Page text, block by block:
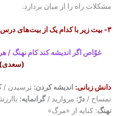
مشکلات راه را از میان بردارد.
۳- بیت زیر با کدام یک از بیت‌های درس ارتباط بیشتری دارد؟
غوّاص اگر اندیشه کند کام نهنگ /
(سعدی)
دانش زبانی: اندیشه کردن: ترسیدن /
تمساح / درّ: مروارید /گرانمایه:
نهنگ: کنایه از «مرگ»